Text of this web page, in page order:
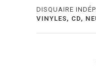
DISQUAIRE
VINYLES, CD,